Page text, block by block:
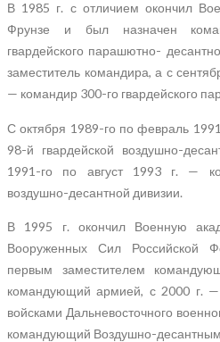
В 1985 г. с отличием окончил
Фрунзе и был назначен
гвардейского парашютно-
заместитель командира, а с
— командир 300-го гвардейского
С октября 1989-го по февраль
98-й гвардейской воздушно-
1991-го по август 1993 г. —
воздушно-десантной дивизии.
В 1995 г. окончил Военную
Вооруженных Сил Российской
первым заместителем
командующий армией, с 2000 г. —
войсками Дальневосточного
командующий Воздушно-